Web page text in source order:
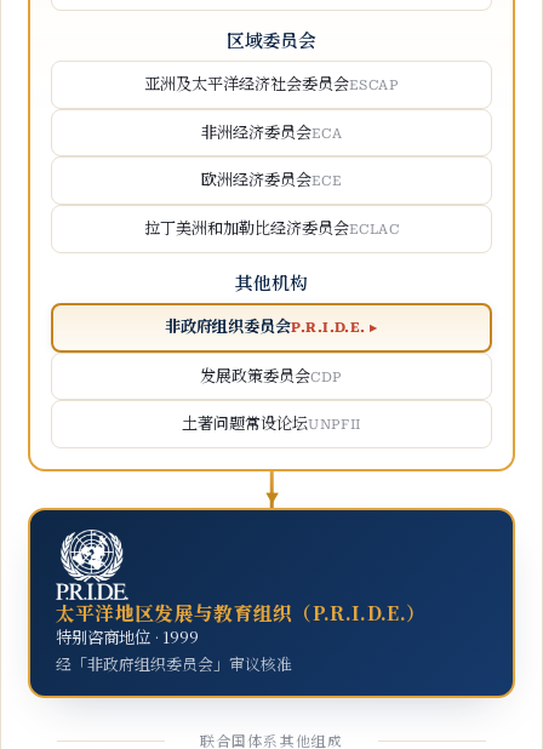
区域委员会
亚洲及太平洋经济社会委员会ESCAP
非洲经济委员会ECA
欧洲经济委员会ECE
拉丁美洲和加勒比经济委员会ECLAC
其他机构
非政府组织委员会P.R.I.D.E. ▸
发展政策委员会CDP
土著问题常设论坛UNPFII
太平洋地区发展与教育组织（P.R.I.D.E.）
特别咨商地位 · 1999
经「非政府组织委员会」审议核准
联合国体系其他组成